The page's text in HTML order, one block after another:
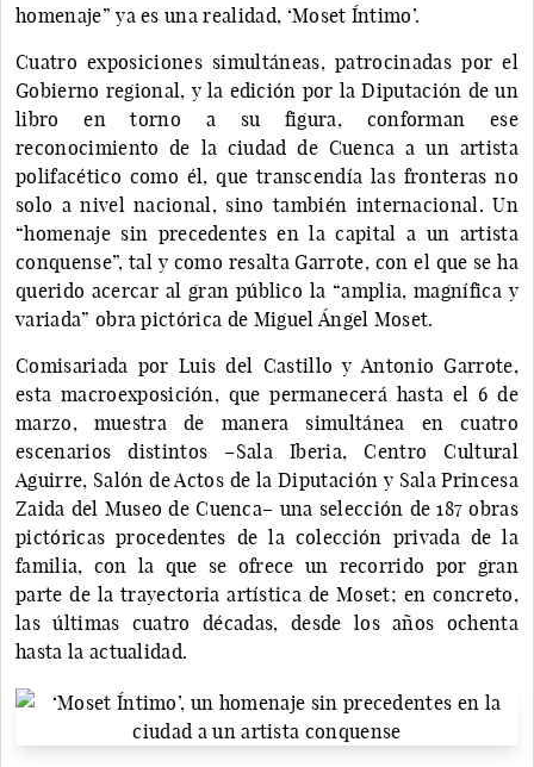
homenaje” ya es una realidad, ‘Moset Íntimo’.
Cuatro exposiciones simultáneas, patrocinadas por el
Gobierno regional, y la edición por la Diputación de un
libro en torno a su figura, conforman ese
reconocimiento de la ciudad de Cuenca a un artista
polifacético como él, que transcendía las fronteras no
solo a nivel nacional, sino también internacional. Un
“homenaje sin precedentes en la capital a un artista
conquense”, tal y como resalta Garrote, con el que se ha
querido acercar al gran público la “amplia, magnífica y
variada” obra pictórica de Miguel Ángel Moset.
Comisariada por Luis del Castillo y Antonio Garrote,
esta macroexposición, que permanecerá hasta el 6 de
marzo, muestra de manera simultánea en cuatro
escenarios distintos –Sala Iberia, Centro Cultural
Aguirre, Salón de Actos de la Diputación y Sala Princesa
Zaida del Museo de Cuenca– una selección de 187 obras
pictóricas procedentes de la colección privada de la
familia, con la que se ofrece un recorrido por gran
parte de la trayectoria artística de Moset; en concreto,
las últimas cuatro décadas, desde los años ochenta
hasta la actualidad.